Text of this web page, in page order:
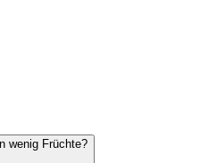
zurück, da sie am einjährigen
wenig Früchte?